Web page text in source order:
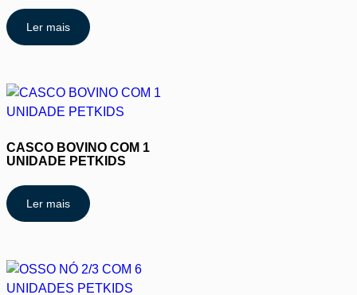
Ler mais
CASCO BOVINO COM 1
UNIDADE PETKIDS
Ler mais